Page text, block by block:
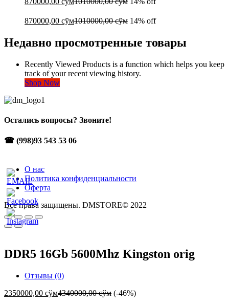
870000,00 сўм1010000,00сўм 14% off
Недавно просмотренные товары
Recently Viewed Products is a function which helps you keep
track of your recent viewing history.
Shop Now
Остались вопросы? Звоните!
☎ (998)93 543 53 06
О нас
Политика конфиденциальности
Оферта
Все права защищены. DMSTORE© 2022
DDR5 16Gb 5600Mhz Kingston orig
Отзывы (0)
2350000,00 сўм4340000,00сўм (-46%)